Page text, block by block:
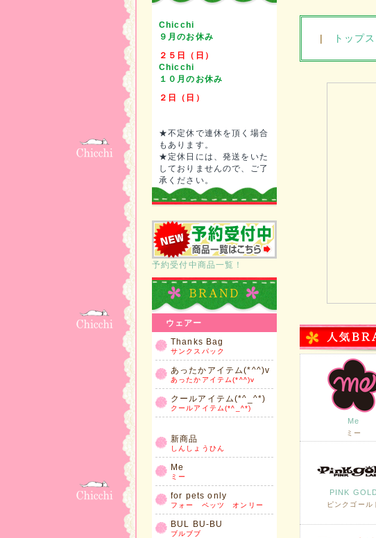
Chicchi
９月のお休み
２５日（日）
Chicchi
１０月のお休み
２日（日）
★不定休で連休を頂く場合
もあります。
★定休日には、発送をいた
しておりませんので、ご了
承ください。
予約受付中商品一覧！
ウェアー
Thanks Bag
サンクスパック
あったかアイテム(*^^)v
あったかアイテム(*^^)v
クールアイテム(*^_^*)
クールアイテム(*^_^*)
新商品
しんしょうひん
Me
ミー
for pets only
フォー ペッツ オンリー
BUL BU-BU
ブルブブ
|
トップス
Me
ミー
PINK
ピンクゴール